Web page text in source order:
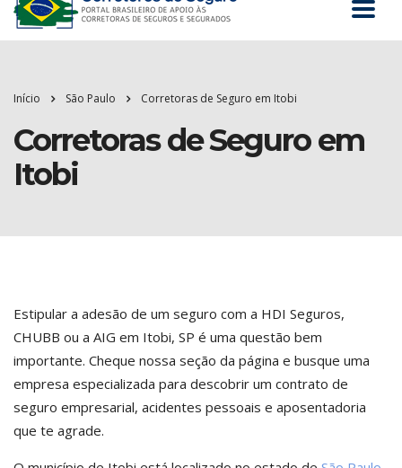
Início São Paulo Corretoras de Seguro em Itobi
Corretoras de Seguro em
Itobi
Estipular a adesão de um seguro com a HDI Seguros,
CHUBB ou a AIG em Itobi, SP é uma questão bem
importante. Cheque nossa seção da página e busque uma
empresa especializada para descobrir um contrato de
seguro empresarial, acidentes pessoais e aposentadoria
que te agrade.